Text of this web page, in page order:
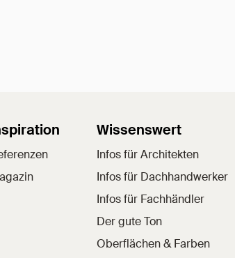
Wissenswert
Infos für Architekten
Infos für Dachhandwerker
Infos für Fachhändler
Der gute Ton
Oberflächen & Farben